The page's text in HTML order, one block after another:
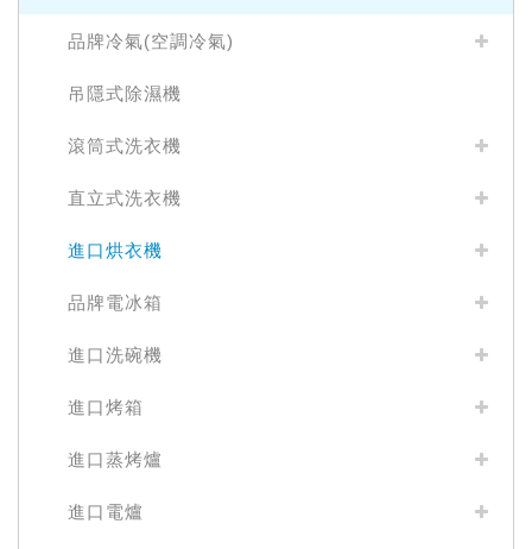
品牌冷氣(空調冷氣)
吊隱式除濕機
滾筒式洗衣機
直立式洗衣機
進口烘衣機
品牌電冰箱
進口洗碗機
進口烤箱
進口蒸烤爐
進口電爐